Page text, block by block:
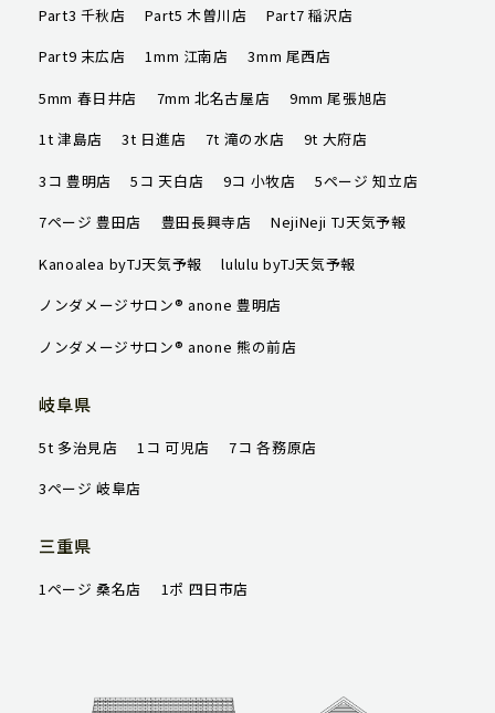
ハッピータイムズ
会社概要
求人情報
ご予約はこちら
Part3 千秋店 Part5 木曽川店
Part7 稲沢店
Part9 末広店
1mm 江南店
3mm 尾西店
5mm 春日井店
7mm 北名古屋店
9mm 尾張旭店
1t 津島店
3t 日進店 7t 滝の水店
9t 大府店
3コ 豊明店
5コ 天白店 9コ 小牧店
5ページ 知立店
7ページ 豊田店
豊田長興寺店
NejiNeji TJ天気予報
Kanoalea byTJ天気予報
lululu byTJ天気予報
ノンダメージサロン® anone 豊明店
ノンダメージサロン® anone 熊の前店
岐阜県
5t 多治見店 1コ 可児店
7コ 各務原店
3ページ 岐阜店
三重県
1ページ 桑名店 1ポ 四日市店